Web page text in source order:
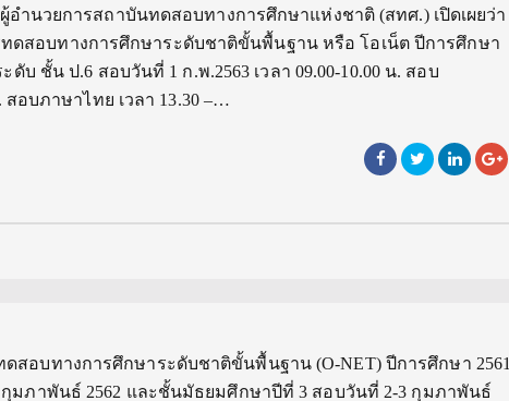
อำนวยการสถาบันทดสอบทางการศึกษาแห่งชาติ (สทศ.) เปิดเผยว่า
สอบทางการศึกษาระดับชาติขั้นพื้นฐาน หรือ โอเน็ต ปีการศึกษา
ดับ ชั้น ป.6 สอบวันที่ 1 ก.พ.2563 เวลา 09.00-10.00 น. สอบ
สอบภาษาไทย เวลา 13.30 –…
สอบทางการศึกษาระดับชาติขั้นพื้นฐาน (O-NET) ปีการศึกษา 2561
มภาพันธ์ 2562 และชั้นมัธยมศึกษาปีที่ 3 สอบวันที่ 2-3 กุมภาพันธ์